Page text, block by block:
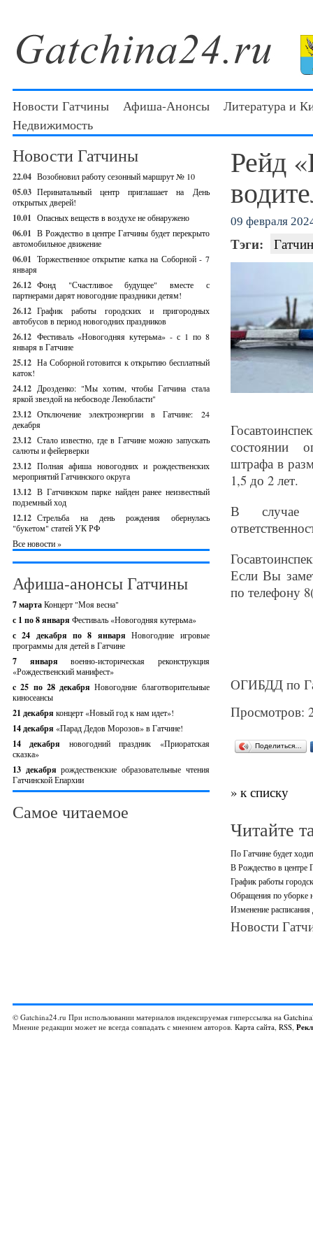
Новости Гатчины Афиша-Анонсы
Литература и
Недвижимость
Новости Гатчины
22.04 Возобновил работу сезонный маршрут № 10
05.03 Перинатальный центр приглашает на День
открытых дверей!
10.01 Опасных веществ в воздухе не обнаружено
06.01 В Рождество в центре Гатчины будет перекрыто
автомобильное движение
06.01 Торжественное открытие катка на Соборной - 7
января
26.12 Фонд "Счастливое будущее" вместе с
партнерами дарят новогодние праздники детям!
26.12 График работы городских и пригородных
автобусов в период новогодних праздников
26.12 Фестиваль «Новогодняя кутерьма» - с 1 по 8
января в Гатчине
25.12 На Соборной готовится к открытию бесплатный
каток!
24.12 Дрозденко: "Мы хотим, чтобы Гатчина стала
яркой звездой на небосводе Ленобласти"
23.12 Отключение электроэнергии в Гатчине: 24
декабря
23.12 Стало известно, где в Гатчине можно запускать
салюты и фейерверки
23.12 Полная афиша новогодних и рождественских
мероприятий Гатчинского округа
13.12 В Гатчинском парке найден ранее неизвестный
подземный ход
12.12 Стрельба на день рождения обернулась
"букетом" статей УК РФ
Все новости »
Афиша-анонсы Гатчины
7 мартаКонцерт "Моя весна"
с 1 по 8 января Фестиваль «Новогодняя кутерьма»
с 24 декабря по 8 январяНовогодние игровые
программы для детей в Гатчине
7 январявоенно-историческая реконструкция
«Рождественский манифест»
c 25 по 28 декабряНовогодние благотворительные
киносеансы
21 декабря концерт «Новый год к нам идет»!
14 декабря «Парад Дедов Морозов» в Гатчине!
14 декабря новогодний праздник «Приоратская
сказка»
13 декабрярождественские образовательные чтения
Гатчинской Епархии
Самое читаемое
Рейд
09 февраля
Тэги:
состоянии
штрафа в
1,5 до 2 лет.
В случае
Если Вы
по телефону
ОГИБДД по
Просмотров:
Поделиться…
» к списку
Читайте
По Гатчине будет
В Рождество в центре
График работы
Обращения по уборке
Изменение
Новости
© Gatchina24.ru При использовании материалов индексируемая гиперссылка на
Мнение редакции может не всегда совпадать с мнением авторов. Карта сайта, RSS,